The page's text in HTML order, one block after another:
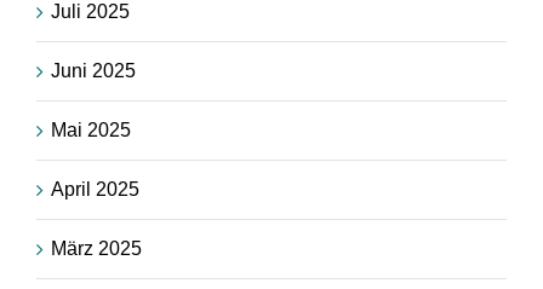
Juli 2025
Juni 2025
Mai 2025
April 2025
März 2025